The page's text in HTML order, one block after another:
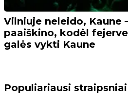
Vilniuje neleido, Kaune
paaiškino, kodėl
galės vykti Kaune
Populiariausi straipsniai